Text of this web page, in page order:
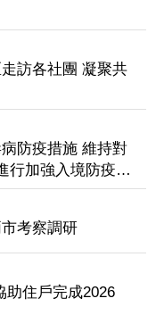
訪各社團 凝聚共
防疫措施 維持對
行加強入境防疫措
考察調研